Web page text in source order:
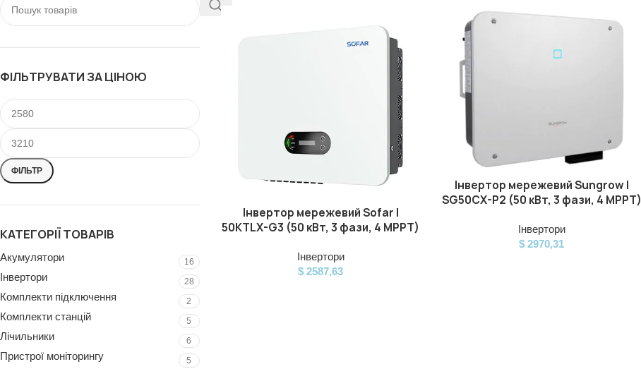
ФІЛЬТРУВАТИ ЗА ЦІНОЮ
ФІЛЬТР
КАТЕГОРІЇ ТОВАРІВ
Акумулятори 16
Інвертори 28
Комплекти підключення 2
Комплекти станцій 5
Лічильники 6
Пристрої моніторингу 5
ДОДАТИ В КОШИК
Інвертор мережевий Sofar |
50KTLX-G3 (50 кВт, 3 фази, 4 MPPT)
Інвертори
$ 2587,63
ДОДАТИ В КОШИК
Інвертор мережевий Sungrow |
SG50CX-P2 (50 кВт, 3 фази, 4 MPPT)
Інвертори
$ 2970,31